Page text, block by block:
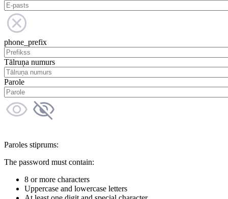
phone_prefix
Tālruņa numurs
Parole
Paroles stiprums:
The password must contain:
8 or more characters
Uppercase and lowercase letters